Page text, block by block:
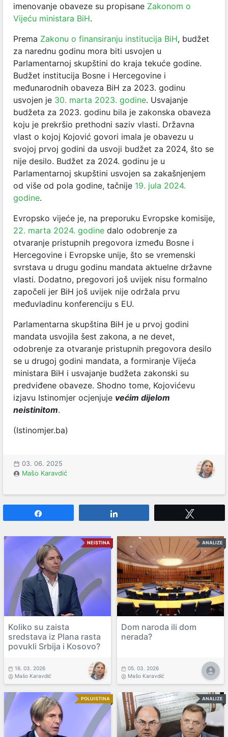
imenovanje obaveze su propisane Zakonom o
Vijeću ministara BiH.
Prema Zakonu o finansiranju institucija BiH, budžet
za narednu godinu mora biti usvojen u
Parlamentarnoj skupštini do kraja tekuće godine.
Budžet institucija Bosne i Hercegovine i
međunarodnih obaveza BiH za 2023. godinu
usvojen je 30. marta 2023. godine. Usvajanje
budžeta za 2023. godinu bila je zakonska obaveza
koju je prekršio prethodni saziv vlasti. Državna
vlast o kojoj Kojović govori imala je obavezu u
svojoj prvoj godini da usvoji budžet za 2024, što se
nije desilo. Budžet za 2024. godinu je u
Parlamentarnoj skupštini usvojen sa zakašnjenjem
od više od pola godine, tačnije 19. jula 2024.
godine.
Evropsko vijeće je, na preporuku Evropske komisije,
22. marta 2024. godine dalo odobrenje za
otvaranje pristupnih pregovora između Bosne i
Hercegovine i Evropske unije, što se vremenski
svrstava u drugu godinu mandata aktuelne državne
vlasti. Dodatno, pregovori još uvijek nisu formalno
započeli jer BiH još uvijek nije održala prvu
međuvladinu konferenciju s EU.
Parlamentarna skupština BiH je u prvoj godini
mandata usvojila šest zakona, a ne devet,
odobrenje za otvaranje pristupnih pregovora desilo
se u drugoj godini mandata, a formiranje Vijeća
ministara BiH i usvajanje budžeta zakonski su
predviđene obaveze. Shodno tome, Kojovićevu
izjavu Istinomjer ocjenjuje većim dijelom
neistinitom.
(Istinomjer.ba)
03. 06. 2025
Mašo Karavdić
NEISTINA
Koliko su zaista
sredstava iz Plana rasta
povukli Srbija i Kosovo?
16. 03. 2026
Mašo Karavdić
ANALIZE
Dom naroda ili dom
nerada?
05. 03. 2026
Mašo Karavdić
POLUISTINA ANALIZE